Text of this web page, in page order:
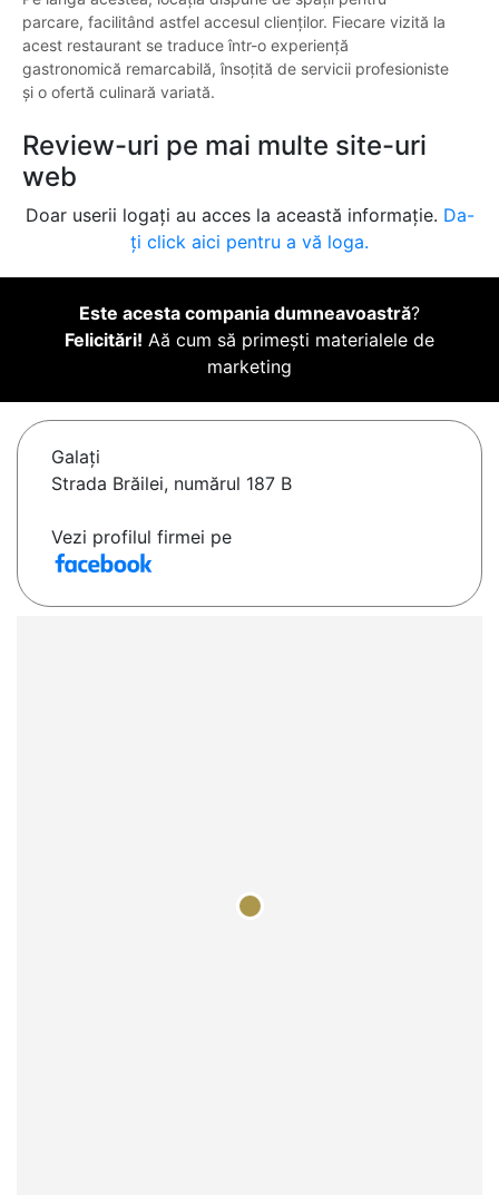
parcare, facilitând astfel accesul clienților. Fiecare vizită la
acest restaurant se traduce într-o experiență
gastronomică remarcabilă, însoțită de servicii profesioniste
și o ofertă culinară variată.
Review-uri pe mai multe site-uri
web
Doar userii logați au acces la această informație. Da-
ți click aici pentru a vă loga.
Este acesta compania dumneavoastră?
Felicitări! Aă cum să primești materialele de
marketing
Galaţi
Strada Brăilei, numărul 187 B
Vezi profilul firmei pe